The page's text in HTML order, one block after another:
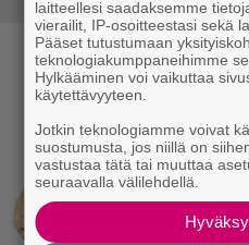
laitteellesi saadaksemme
vierailit, IP-osoitteestasi sekä
Pääset tutustumaan
teknologiakumppaneihimme
Hylkääminen voi vaikuttaa
käytettävyyteen.
Jotkin teknologiamme voivat
suostumusta, jos niillä on
vastustaa tätä tai muuttaa
seuraavalla välilehdellä.